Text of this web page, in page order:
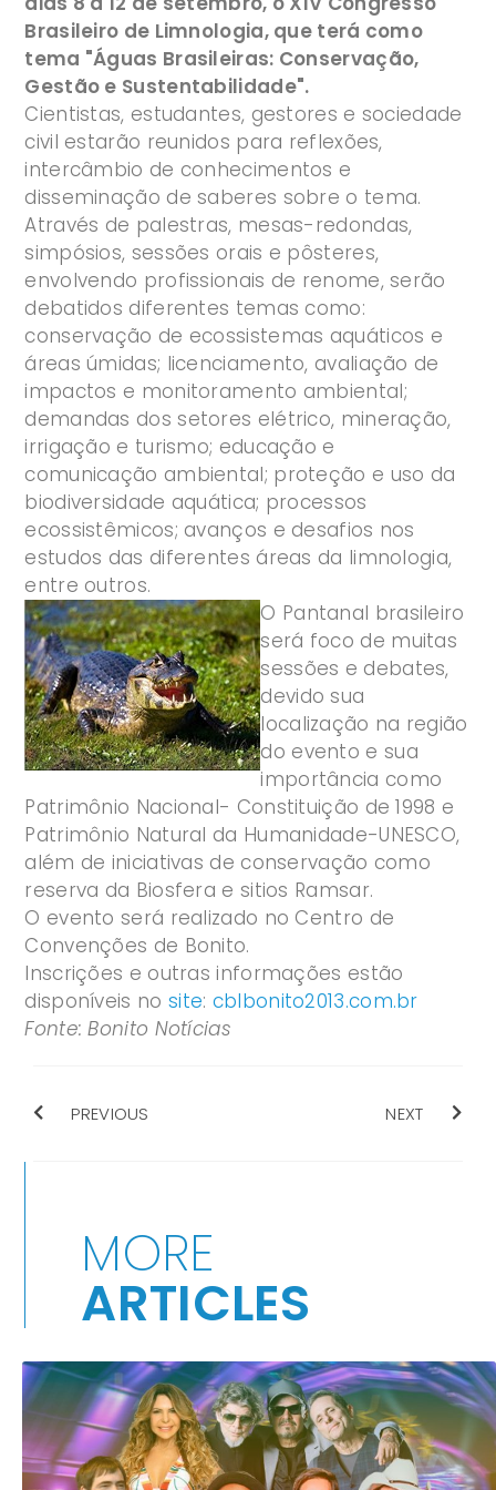
Brasileiro de Limnologia, que terá como
tema "Águas Brasileiras: Conservação,
Gestão e Sustentabilidade".
Cientistas, estudantes, gestores e sociedade
civil estarão reunidos para reflexões,
intercâmbio de conhecimentos e
disseminação de saberes sobre o tema.
Através de palestras, mesas-redondas,
simpósios, sessões orais e pôsteres,
envolvendo profissionais de renome, serão
debatidos diferentes temas como:
conservação de ecossistemas aquáticos e
áreas úmidas; licenciamento, avaliação de
impactos e monitoramento ambiental;
demandas dos setores elétrico, mineração,
irrigação e turismo; educação e
comunicação ambiental; proteção e uso da
biodiversidade aquática; processos
ecossistêmicos; avanços e desafios nos
estudos das diferentes áreas da limnologia,
entre outros.
O Pantanal brasileiro
será foco de muitas
sessões e debates,
devido sua
localização na região
do evento e sua
importância como
Patrimônio Nacional- Constituição de 1998 e
Patrimônio Natural da Humanidade-UNESCO,
além de iniciativas de conservação como
reserva da Biosfera e sitios Ramsar.
O evento será realizado no Centro de
Convenções de Bonito.
Inscrições e outras informações estão
disponíveis no site: cblbonito2013.com.br
Fonte: Bonito Notícias
PREVIOUS NEXT
MORE
ARTICLES